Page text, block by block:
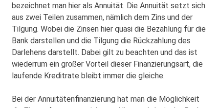
bezeichnet man hier als Annuität. Die Annuität setzt sich
aus zwei Teilen zusammen, nämlich dem Zins und der
Tilgung. Wobei die Zinsen hier quasi die Bezahlung für die
Bank darstellen und die Tilgung die Rückzahlung des
Darlehens darstellt. Dabei gilt zu beachten und das ist
wiederrum ein großer Vorteil dieser Finanzierungsart, die
laufende Kreditrate bleibt immer die gleiche.
Bei der Annuitätenfinanzierung hat man die Möglichkeit